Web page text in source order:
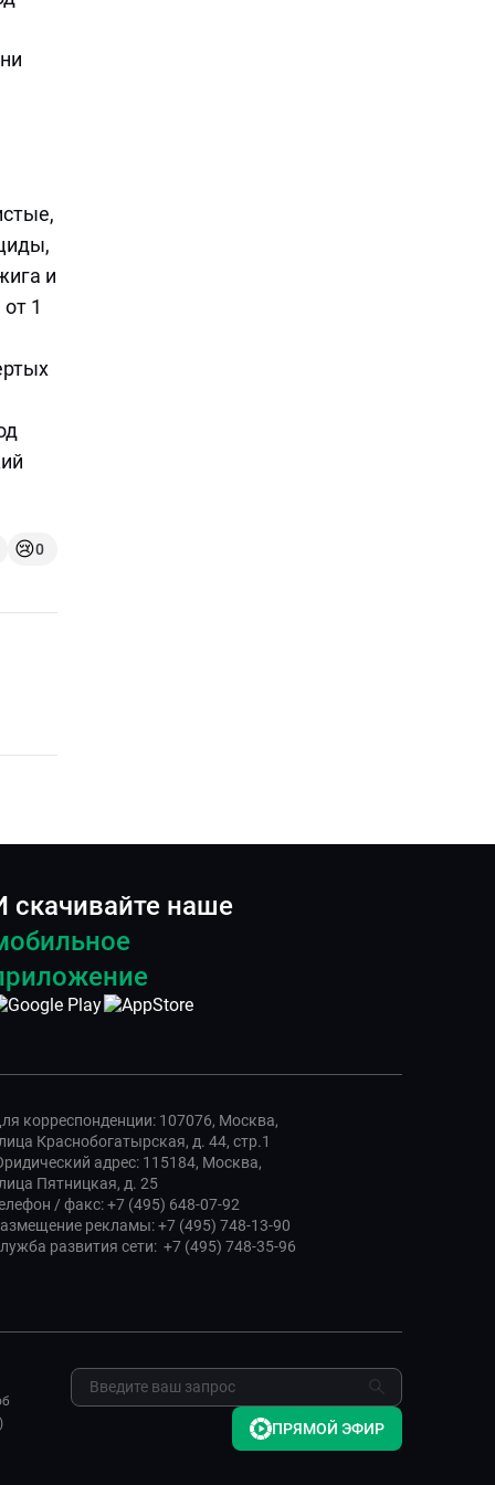
и
1
😢0
скачивайте наше
корреспонденции: 107076, Москва,
Краснобогатырская, д. 44, стр.1
адрес: 115184, Москва,
Пятницкая, д. 25
/ факс: +7 (495) 648-07-92
рекламы: +7 (495) 748-13-90
развития сети: +7 (495) 748-35-96
ПРЯМОЙ ЭФИР